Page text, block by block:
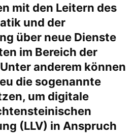
mit den Leitern des
und der
über neue Dienste
im Bereich der
anderem können
die sogenannte
um digitale
(LLV) in Anspruch